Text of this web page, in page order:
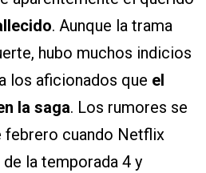
. Aunque la trama
hubo muchos indicios
los aficionados que el
la saga. Los rumores se
febrero cuando Netflix
la temporada 4 y